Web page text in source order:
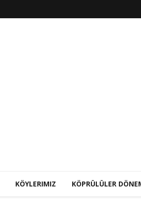
KÖYLERIMIZ KÖPRÜLÜLER